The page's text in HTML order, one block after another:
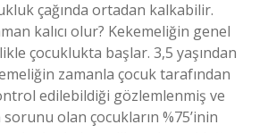
çağında ortadan kalkabilir.
kalıcı olur? Kekemeliğin genel
çocuklukta başlar. 3,5 yaşından
zamanla çocuk tarafından
edilebildiği gözlemlenmiş ve
olan çocukların %75’inin